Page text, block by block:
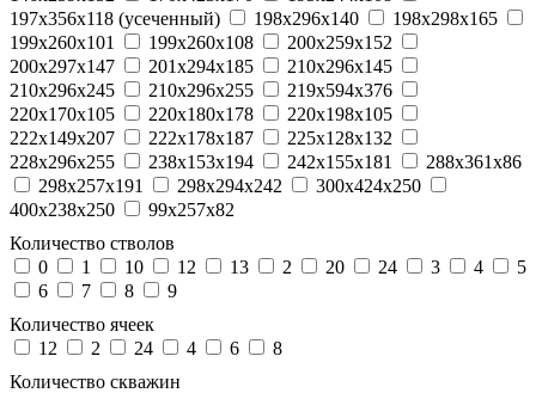
197x356x118 (усеченный)
198x296x140
198x298x165
199x260x101
199x260x108
200x259x152
200x297x147
201x294x185
210x296x145
210x296x245
210x296x255
219x594x376
220x170x105
220x180x178
220x198x105
222x149x207
222x178x187
225x128x132
228x296x255
238x153x194 242x155x181
288x361x86
298x257x191
298x294x242
300x424x250
400x238x250
99x257x82
Количество стволов
0
1 10 12 13 2 20 24 3 4
5
6
7 8
9
Количество ячеек
12
2 24 4 6
8
Количество скважин